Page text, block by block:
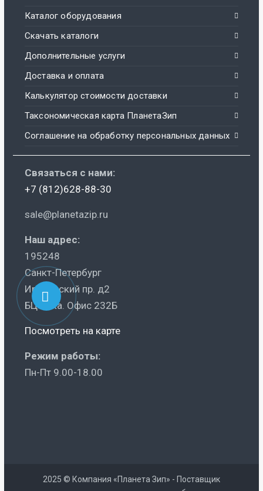
Каталог оборудования
Скачать каталоги
Дополнительные услуги
Доставка и оплата
Калькулятор стоимости доставки
Таксономическая карта ПланетаЗип
Соглашение на обработку персональных данных
Связаться с нами:
+7 (812)628-88-30
sale@planetazip.ru
Наш адрес:
195248
Санкт-Петербург
Ириновский пр. д2
БЦ Ника. Офис 232Б
Посмотреть на карте
Режим работы:
Пн-Пт 9.00-18.00
2025 © Компания «Планета Зип» - Поставщик